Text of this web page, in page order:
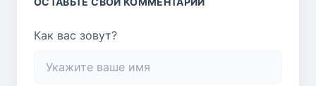
Как вас зовут?